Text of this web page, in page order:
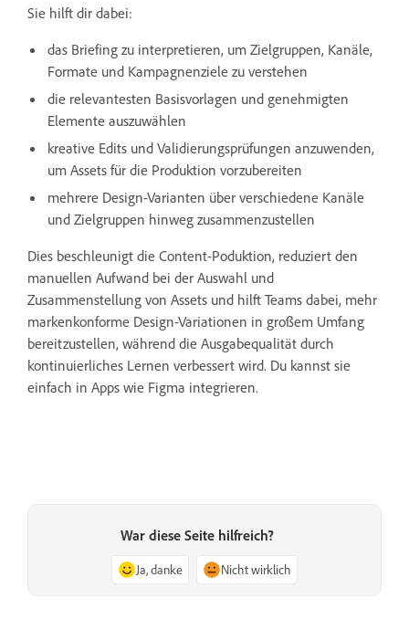
Sie hilft dir dabei:
das Briefing zu interpretieren, um Zielgruppen, Kanäle,
Formate und Kampagnenziele zu verstehen
die relevantesten Basisvorlagen und genehmigten
Elemente auszuwählen
kreative Edits und Validierungsprüfungen anzuwenden,
um Assets für die Produktion vorzubereiten
mehrere Design-Varianten über verschiedene Kanäle
und Zielgruppen hinweg zusammenzustellen
Dies beschleunigt die Content-Poduktion, reduziert den
manuellen Aufwand bei der Auswahl und
Zusammenstellung von Assets und hilft Teams dabei, mehr
markenkonforme Design-Variationen in großem Umfang
bereitzustellen, während die Ausgabequalität durch
kontinuierliches Lernen verbessert wird. Du kannst sie
einfach in Apps wie Figma integrieren.
War diese Seite hilfreich?
Ja, danke Nicht wirklich